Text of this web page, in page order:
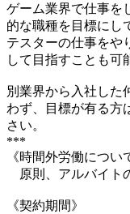
ゲーム業界で仕事を
的な職種を目標にし
テスターの仕事をや
して目指すことも可
別業界から入社した
わず、目標が有る方
さい。
***
《時間外労働につい
原則、アルバイト
《契約期間》